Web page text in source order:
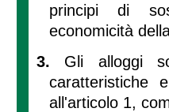
principi di
economicità
3. Gli alloggi
caratteristiche
all'articolo 1,